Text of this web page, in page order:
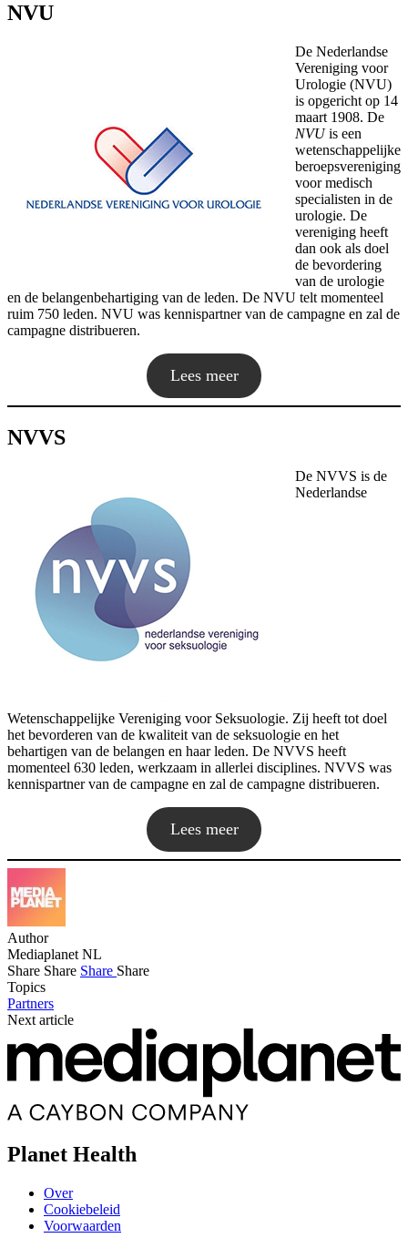
NVU
De Nederlandse
Vereniging voor
Urologie (NVU)
is opgericht op 14
maart 1908. De
NVUis een
wetenschappelijke
beroepsvereniging
voor medisch
specialisten in de
urologie. De
vereniging heeft
dan ook als doel
de bevordering
van de urologie
en de belangenbehartiging van de leden. De NVU telt momenteel
ruim 750 leden. NVU was kennispartner van de campagne en zal de
campagne distribueren.
Lees meer
NVVS
De NVVS is de
Nederlandse
Wetenschappelijke Vereniging voor Seksuologie. Zij heeft tot doel
het bevorderen van de kwaliteit van de seksuologie en het
behartigen van de belangen en haar leden. De NVVS heeft
momenteel 630 leden, werkzaam in allerlei disciplines. NVVS was
kennispartner van de campagne en zal de campagne distribueren.
Lees meer
Author
Mediaplanet NL
Share Share Share Share
Topics
Partners
Next article
Planet Health
Over
Cookiebeleid
Voorwaarden